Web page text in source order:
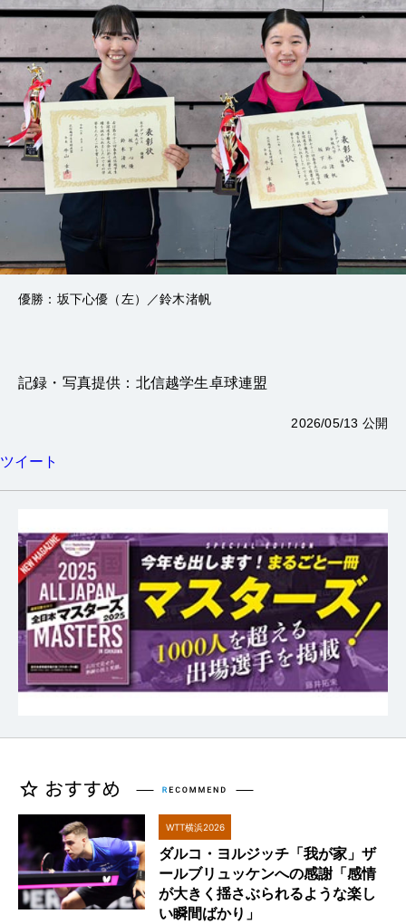
優勝：坂下心優（左）／鈴木渚帆
記録・写真提供：北信越学生卓球連盟
2026/05/13 公開
ツイート
WTT横浜2026
ダルコ・ヨルジッチ「我が家」ザ
ールブリュッケンへの感謝「感情
が大きく揺さぶられるような楽し
い瞬間ばかり」